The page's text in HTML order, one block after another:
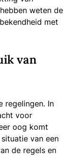
weten de
met
van
regelingen. In
voor
oog komt
van een
de regels en